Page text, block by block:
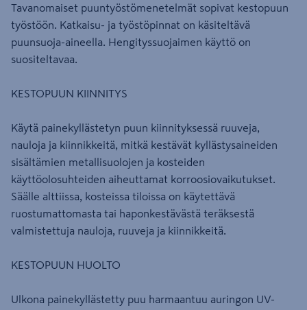
Tavanomaiset puuntyöstömenetelmät sopivat kestopuun
työstöön. Katkaisu- ja työstöpinnat on käsiteltävä
puunsuoja-aineella. Hengityssuojaimen käyttö on
suositeltavaa.
KESTOPUUN KIINNITYS
Käytä painekyllästetyn puun kiinnityksessä ruuveja,
nauloja ja kiinnikkeitä, mitkä kestävät kyllästysaineiden
sisältämien metallisuolojen ja kosteiden
käyttöolosuhteiden aiheuttamat korroosiovaikutukset.
Säälle alttiissa, kosteissa tiloissa on käytettävä
ruostumattomasta tai haponkestävästä teräksestä
valmistettuja nauloja, ruuveja ja kiinnikkeitä.
KESTOPUUN HUOLTO
Ulkona painekyllästetty puu harmaantuu auringon UV-